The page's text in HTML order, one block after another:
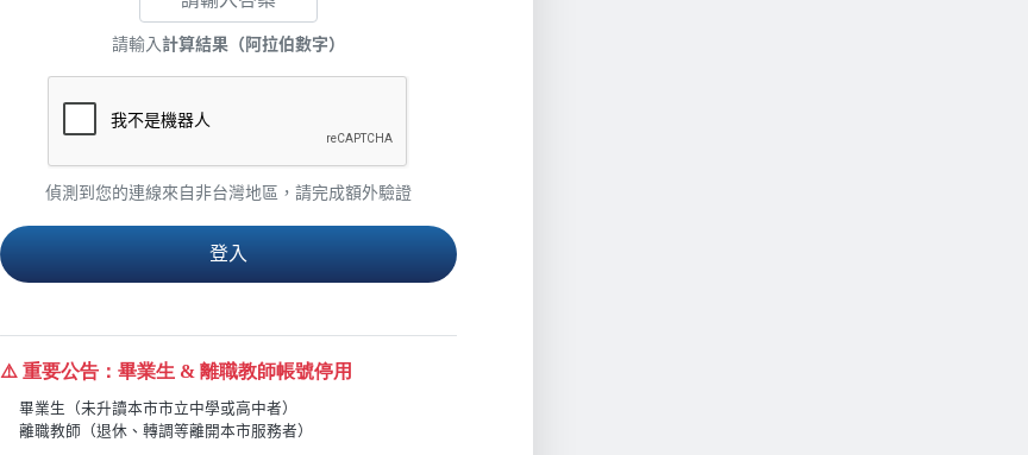
請輸入計算結果（阿拉伯數字）
偵測到您的連線來自非台灣地區，請完成額外驗證
⚠️ 重要公告：畢業生 & 離職教師帳號停用
畢業生（未升讀本市市立中學或高中者）
離職教師（退休、轉調等離開本市服務者）